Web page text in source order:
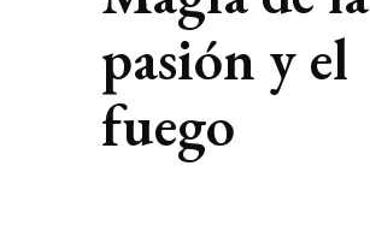
pasión y el
fuego